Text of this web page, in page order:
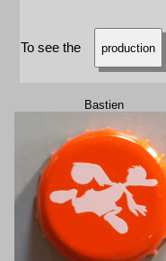
To see the production
Bastien